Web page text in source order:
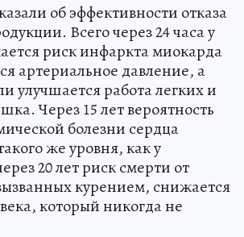
об эффективности отказа
Всего через 24 часа у
риск инфаркта миокарда
артериальное давление, а
улучшается работа легких и
Через 15 лет вероятность
болезни сердца
же уровня, как у
20 лет риск смерти от
курением, снижается
который никогда не